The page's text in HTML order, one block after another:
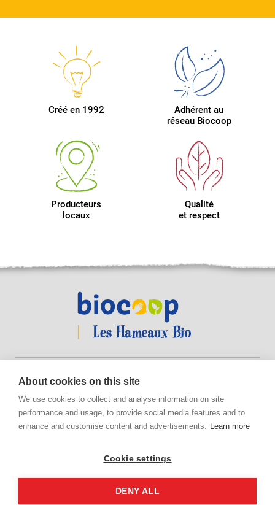
Créé en 1992
Adhérent au
réseau Biocoop
Producteurs
locaux
Qualité
et respect
Suivez-nous !
Suivez-
sur
Facebook
Suivez-
sur
Instagram
Copyright 2026 © Les Hameaux Bio - Tous droits réservés
About cookies on this site
We use cookies to collect and analyse information on site
performance and usage, to provide social media features and to
enhance and customise content and advertisements. Learn more
Cookie settings
DENY ALL